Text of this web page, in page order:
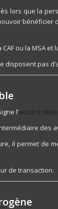
lors que la
CAF ou la MSA
disposent pas
l’accord
des
il permet de
de transaction.